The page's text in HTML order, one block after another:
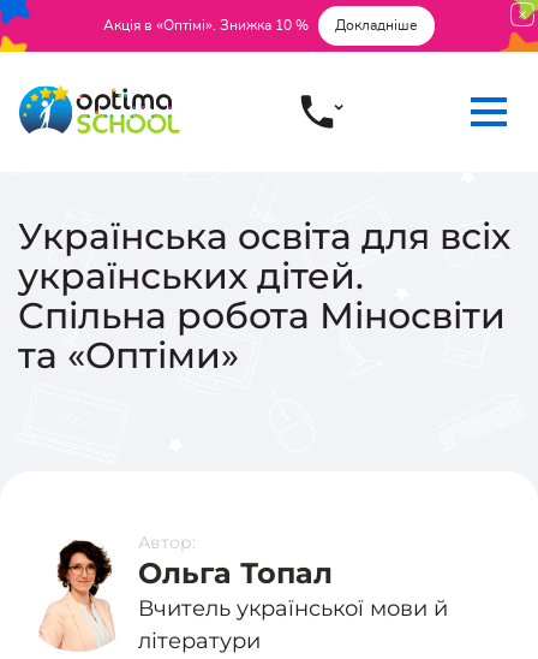
Акція в «Оптімі». Знижка 10 % Докладніше
Українська освіта для всіх
українських дітей.
Спільна робота Міносвіти
та «Оптіми»
Автор:
Ольга Топал
Вчитель української мови й
літератури